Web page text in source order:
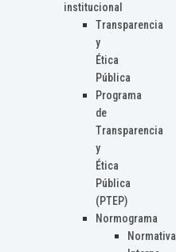
institucional
Transparencia
y
Ética
Pública
Programa
de
Transparencia
y
Ética
Pública
(PTEP)
Normograma
Normativa